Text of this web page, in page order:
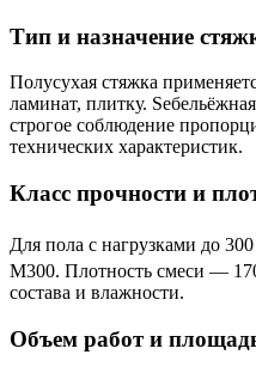
Тип и назначение
Полусухая стяжка
ламинат, плитку.
строгое соблюдение
технических характеристик.
Класс прочности и
Для пола с нагрузками до
М300. Плотность смеси —
состава и влажности.
Объем работ и